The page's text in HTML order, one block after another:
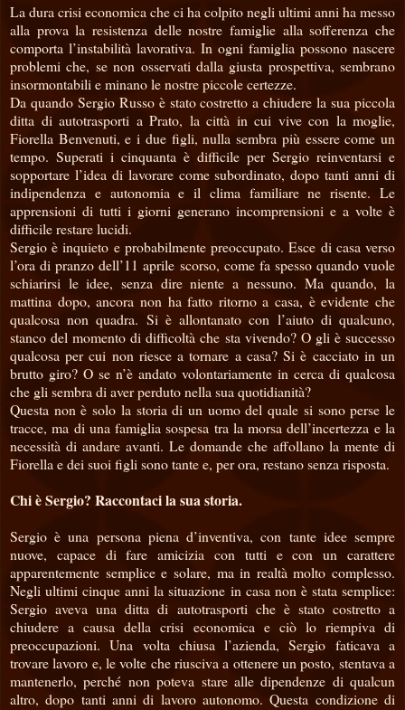
La dura crisi economica che ci ha colpito negli ultimi anni ha messo
alla prova la resistenza delle nostre famiglie alla sofferenza che
comporta l’instabilità lavorativa. In ogni famiglia possono nascere
problemi che, se non osservati dalla giusta prospettiva, sembrano
insormontabili e minano le nostre piccole certezze.
Da quando Sergio Russo è stato costretto a chiudere la sua piccola
ditta di autotrasporti a Prato, la città in cui vive con la moglie,
Fiorella Benvenuti, e i due figli, nulla sembra più essere come un
tempo. Superati i cinquanta è difficile per Sergio reinventarsi e
sopportare l’idea di lavorare come subordinato, dopo tanti anni di
indipendenza e autonomia e il clima familiare ne risente. Le
apprensioni di tutti i giorni generano incomprensioni e a volte è
difficile restare lucidi.
Sergio è inquieto e probabilmente preoccupato. Esce di casa verso
l’ora di pranzo dell’11 aprile scorso, come fa spesso quando vuole
schiarirsi le idee, senza dire niente a nessuno. Ma quando, la
mattina dopo, ancora non ha fatto ritorno a casa, è evidente che
qualcosa non quadra. Si è allontanato con l’aiuto di qualcuno,
stanco del momento di difficoltà che sta vivendo? O gli è successo
qualcosa per cui non riesce a tornare a casa? Si è cacciato in un
brutto giro? O se n’è andato volontariamente in cerca di qualcosa
che gli sembra di aver perduto nella sua quotidianità?
Questa non è solo la storia di un uomo del quale si sono perse le
tracce, ma di una famiglia sospesa tra la morsa dell’incertezza e la
necessità di andare avanti. Le domande che affollano la mente di
Fiorella e dei suoi figli sono tante e, per ora, restano senza risposta.
Chi è Sergio? Raccontaci la sua storia.
Sergio è una persona piena d’inventiva, con tante idee sempre
nuove, capace di fare amicizia con tutti e con un carattere
apparentemente semplice e solare, ma in realtà molto complesso.
Negli ultimi cinque anni la situazione in casa non è stata semplice:
Sergio aveva una ditta di autotrasporti che è stato costretto a
chiudere a causa della crisi economica e ciò lo riempiva di
preoccupazioni. Una volta chiusa l’azienda, Sergio faticava a
trovare lavoro e, le volte che riusciva a ottenere un posto, stentava a
mantenerlo, perché non poteva stare alle dipendenze di qualcun
altro, dopo tanti anni di lavoro autonomo. Questa condizione di